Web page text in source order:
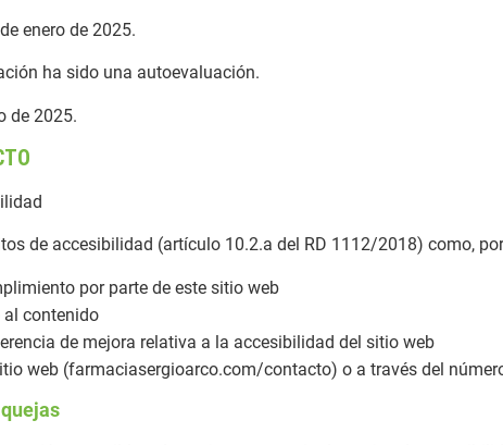
enero de 2025.
ha sido una autoevaluación.
de 2025.
de accesibilidad (artículo 10.2.a del RD 1112/2018) como,
por parte de este sitio web
contenido
de mejora relativa a la accesibilidad del sitio web
web (farmaciasergioarco.com/contacto) o a través del